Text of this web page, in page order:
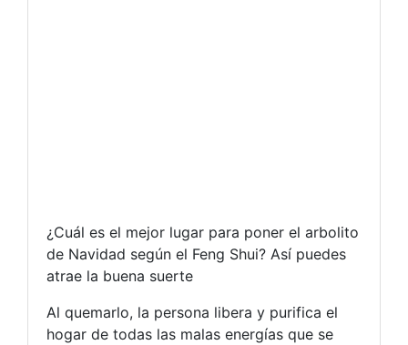
¿Cuál es el mejor lugar para poner el arbolito
de Navidad según el Feng Shui? Así puedes
atrae la buena suerte
Al quemarlo, la persona libera y purifica el
hogar de todas las malas energías que se